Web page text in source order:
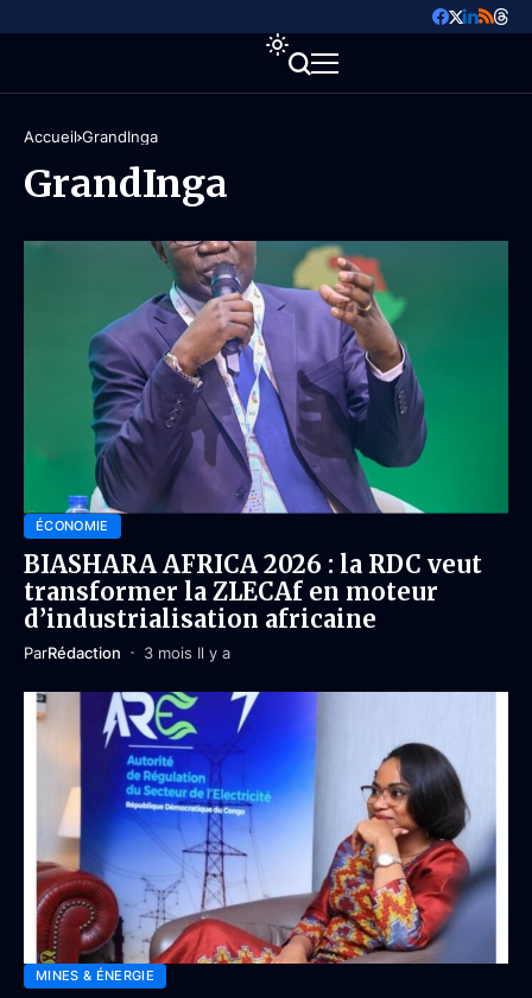
Accueil GrandInga
GrandInga
ÉCONOMIE
BIASHARA AFRICA 2026 : la RDC veut
transformer la ZLECAf en moteur
d’industrialisation africaine
ParRédaction 3 mois Il y a
MINES & ÉNERGIE